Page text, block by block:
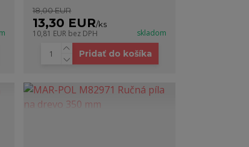
18,00 EUR
13,30 EUR/ks
10,81 EUR bez DPH skladom
Pridať do košíka